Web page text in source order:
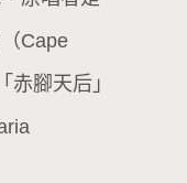
Cape
腳天后」